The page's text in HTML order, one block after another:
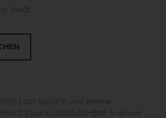
MwSt.
Lash Stylist/in und erlerne
(1:1) von LUXUSLASHES®, in einem